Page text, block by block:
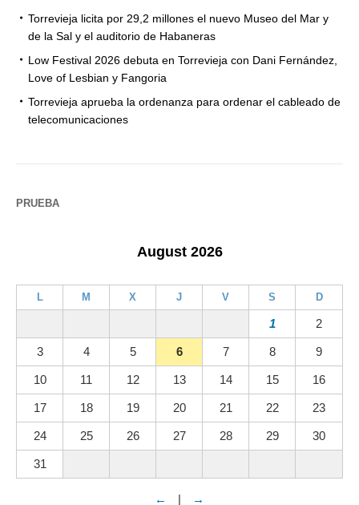
Torrevieja licita por 29,2 millones el nuevo Museo del Mar y
de la Sal y el auditorio de Habaneras
Low Festival 2026 debuta en Torrevieja con Dani Fernández,
Love of Lesbian y Fangoria
Torrevieja aprueba la ordenanza para ordenar el cableado de
telecomunicaciones
PRUEBA
August 2026
L M X J V S D
1 2
3 4 5 6 7 8 9
10 11 12 13 14 15 16
17 18 19 20 21 22 23
24 25 26 27 28 29 30
31
← | →